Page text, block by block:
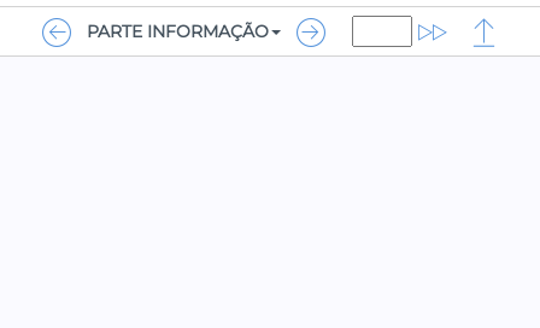
PARTE INFORMAÇÃO